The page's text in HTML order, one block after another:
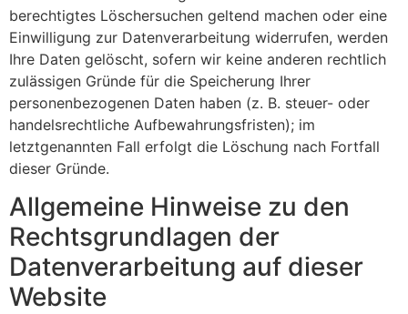
berechtigtes Löschersuchen geltend machen oder eine
Einwilligung zur Datenverarbeitung widerrufen, werden
Ihre Daten gelöscht, sofern wir keine anderen rechtlich
zulässigen Gründe für die Speicherung Ihrer
personenbezogenen Daten haben (z. B. steuer- oder
handelsrechtliche Aufbewahrungsfristen); im
letztgenannten Fall erfolgt die Löschung nach Fortfall
dieser Gründe.
Allgemeine Hinweise zu den
Rechtsgrundlagen der
Datenverarbeitung auf dieser
Website